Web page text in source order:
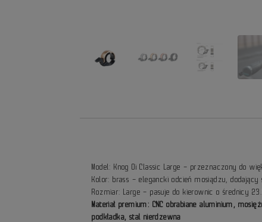
Model: Knog Oi Classic Large – przeznaczony do
Kolor: brass – elegancki odcień mosiądzu,
Rozmiar: Large – pasuje do kierownic o średnicy
Materiał premium: CNC obrabiane aluminium,
podkładka, stal nierdzewna